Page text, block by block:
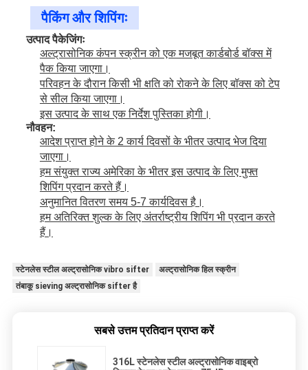
पैकिंग और शिपिंगः
उत्पाद पैकेजिंगः
अल्ट्रासोनिक कंपन स्क्रीन को एक मजबूत कार्डबोर्ड बॉक्स में
पैक किया जाएगा।
परिवहन के दौरान किसी भी क्षति को रोकने के लिए बॉक्स को टेप
से सील किया जाएगा।
इस उत्पाद के साथ एक निर्देश पुस्तिका होगी।
नौवहन:
आदेश प्राप्त होने के 2 कार्य दिवसों के भीतर उत्पाद भेज दिया
जाएगा।
हम संयुक्त राज्य अमेरिका के भीतर इस उत्पाद के लिए मुफ्त
शिपिंग प्रदान करते हैं।
अनुमानित वितरण समय 5-7 कार्यदिवस है।
हम अतिरिक्त शुल्क के लिए अंतर्राष्ट्रीय शिपिंग भी प्रदान करते
हैं।
स्टेनलेस स्टील अल्ट्रासोनिक vibro sifter
अल्ट्रासोनिक हिल स्क्रीन
तंबाकू sieving अल्ट्रासोनिक sifter है
सबसे उत्तम प्रतिदान प्राप्त करें
316L स्टेनलेस स्टील अल्ट्रासोनिक वाइब्रो